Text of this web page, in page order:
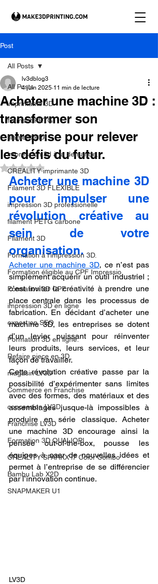
Post
All Posts
imprimante 3D
filament PETG
filament PLA
impression 3d à la demande.
CREALITY imprimante 3D
Filament 3D FLEXIBLE
impression 3D professionelle
filament PETG carbone
Filament 3D
Formation à l'impression 3D.
Formation éligible au CPF Impressio
Formation 3D CPF
impression 3D en ligne
expert en SEO
Formation 3D en ligne.
Refaire piece en 3D
magasin LV3D
Commerce en Franchise
concession LV3D
Franchise LV3D
Formation 3D QUALIOPI
CREALITY SPARKX i7 Color Combo
Bambu Lab X2D
SNAPMAKER U1
All Posts
Acheter une machine 3D :
transformer son
entreprise pour relever
les défis du futur.
lv3dblog3
4 juin 2025 11 min de lecture
Noté NaN étoiles sur 5.
Acheter une machine 3D
pour impulser une
révolution créative au
sein de votre
organisation.
Acheter une machine 3D, ce n’est pas
simplement acquérir un outil industriel ;
c’est inviter la créativité à prendre une
place centrale dans les processus de
fabrication. En décidant d’acheter une
machine 3D, les entreprises se dotent
d’un levier puissant pour réinventer
leurs produits, leurs services, et leur
façon de travailler.
Cette révolution créative passe par la
possibilité d’expérimenter sans limites
avec des formes, des matériaux et des
assemblages jusque-là impossibles à
produire en série classique. Acheter
une machine 3D encourage ainsi la
pensée out-of-the-box, pousse les
équipes à oser de nouvelles idées et
permet à l’entreprise de se différencier
par l’innovation continue.
LV3D